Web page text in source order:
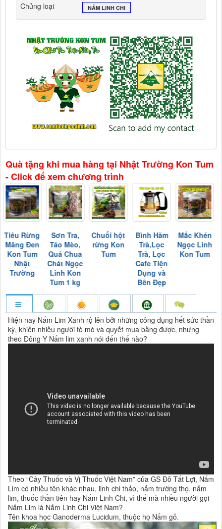
Chủng loại NẤM LINH CHI
Quà tặng khi mua hàng tại Nhật Trường Kon Tum
- Click để xem chương trình
Tiêu Rừng
Măng Đen
Kon Tum
Nhật
Trường
Sơn Tra,
Táo Mèo,
Quả Chua
Chát Ngọc
Linh Kon
Tum 1 kg
Chuối hột
rừng Kon
Tum
Bình Hãm
Trà,Lọc
Trà, Lọc
Cafe Tiện
Dụng và
Bền Đẹp
Mắc Khén
Ngọc Linh
Kon Tum
Hiện nay Nấm Lim Xanh rộ lên bởi những công dụng hết sức thần
kỳ, khiến nhiều người tò mò và quyết mua bằng được, nhưng
theo Đông Y Nấm lim xanh nói đến thế nào?
Theo “Cây Thuốc và Vị Thuốc Việt Nam” của GS Đỗ Tất Lợi, Nấm
Lim có nhiều tên khác nhau, linh chi thảo, nấm trường thọ, nấm
lim, thuốc thần tiên hay Nấm Linh Chi, vì thế mà nhiều người gọi
Nấm Lim là Nấm Linh Chi Việt Nam?
Tên khoa học Ganoderma Lucidum, thuộc họ Nấm gỗ.